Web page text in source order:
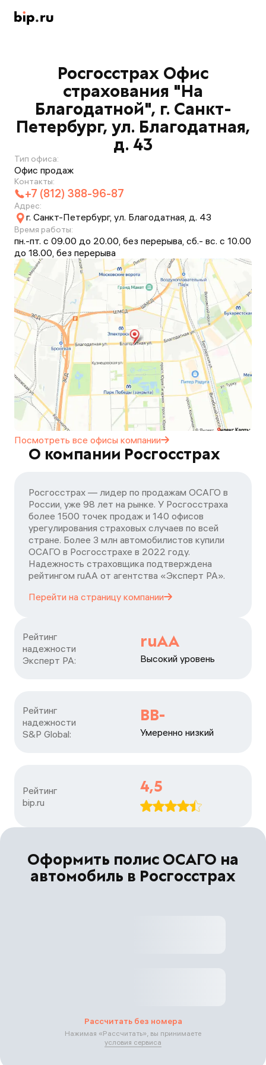
Росгосстрах Офис
страхования "На
Благодатной", г. Санкт-
Петербург, ул. Благодатная,
д. 43
Тип офиса:
Офис продаж
Контакты:
+7 (812) 388-96-87
Адрес:
г. Санкт-Петербург, ул. Благодатная, д. 43
Время работы:
пн.-пт. с 09.00 до 20.00, без перерыва, сб.- вс. с 10.00
до 18.00, без перерыва
Посмотреть все офисы компании
О компании Росгосстрах
Росгосстрах — лидер по продажам ОСАГО в
России, уже 98 лет на рынке. У Росгосстраха
более 1500 точек продаж и 140 офисов
урегулирования страховых случаев по всей
стране. Более 3 млн автомобилистов купили
ОСАГО в Росгосстрахе в 2022 году.
Надежность страховщика подтверждена
рейтингом ruАА от агентства «Эксперт РА».
Перейти на страницу компании
Рейтинг
надежности
Эксперт РА:
ruAA
Высокий уровень
Рейтинг
надежности
S&P Global:
BB-
Умеренно низкий
Рейтинг
bip.ru
4,5
Оформить полис ОСАГО на
автомобиль в Росгосстрах
Рассчитать без номера
Нажимая «Рассчитать», вы принимаете
условия сервиса